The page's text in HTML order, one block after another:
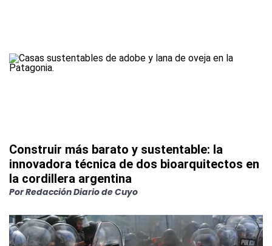
Construir más barato y sustentable: la
innovadora técnica de dos bioarquitectos en
la cordillera argentina
PorRedacción Diario de Cuyo